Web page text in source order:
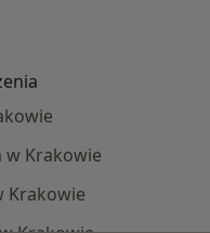
w Krakowie
Krakowie